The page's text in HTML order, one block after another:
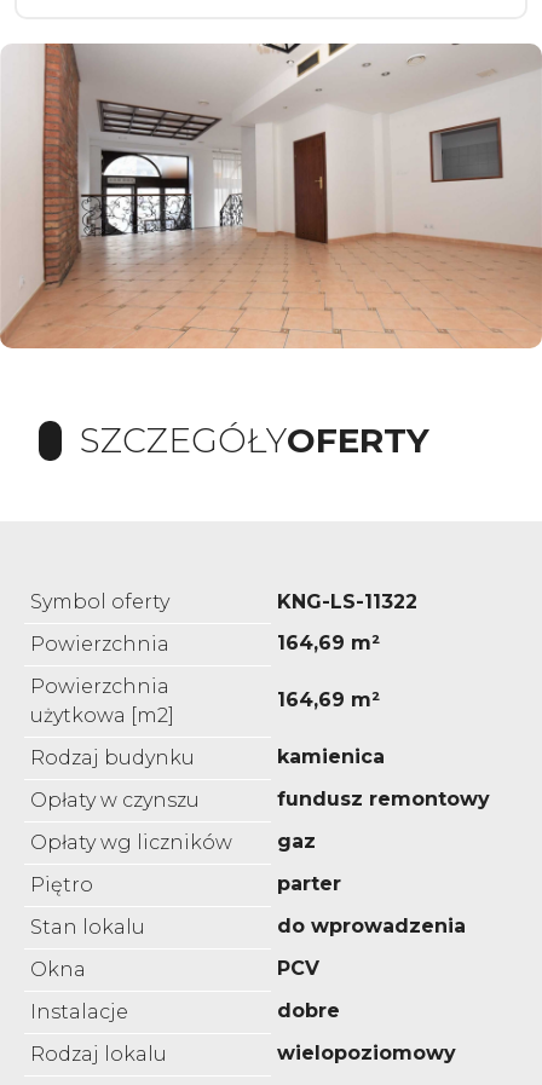
SZCZEGÓŁYOFERTY
Symbol oferty
KNG-LS-11322
Powierzchnia
164,69 m²
Powierzchnia
użytkowa [m2]
164,69 m²
Rodzaj budynku
kamienica
Opłaty w czynszu
fundusz remontowy
Opłaty wg liczników
gaz
Piętro
parter
Stan lokalu
do wprowadzenia
Okna
PCV
Instalacje
dobre
Rodzaj lokalu
wielopoziomowy